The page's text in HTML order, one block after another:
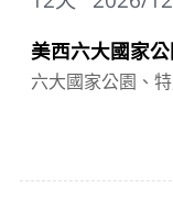
美西六大國家
六大國家公園、